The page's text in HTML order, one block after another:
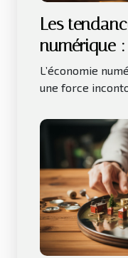
Les
numérique
monnaies
L’économie
une force